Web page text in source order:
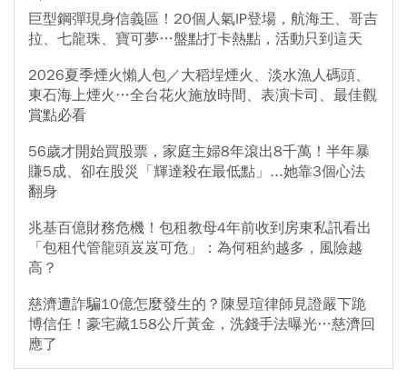
巨型鋼彈現身信義區！20個人氣IP登場，航海王、哥吉
拉、七龍珠、寶可夢…盤點打卡熱點，活動只到這天
2026夏季煙火懶人包／大稻埕煙火、淡水漁人碼頭、
東石海上煙火…全台花火施放時間、表演卡司、最佳觀
賞點必看
56歲才開始買股票，家庭主婦8年滾出8千萬！半年暴
賺5成、卻在股災「輝達殺在最低點」...她靠3個心法
翻身
兆基百億財務危機！包租教母4年前收到房東私訊看出
「包租代管龍頭岌岌可危」：為何租約越多，風險越
高？
慈濟遭詐騙10億怎麼發生的？陳昱瑄律師見證嚴下跪
博信任！豪宅藏158公斤黃金，洗錢手法曝光…慈濟回
應了